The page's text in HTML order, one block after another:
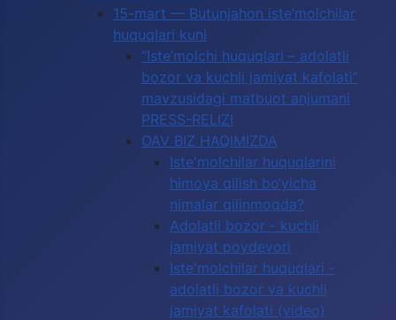
15-mart — Butunjahon iste’molchilar
huquqlari kuni
“Iste’molchi huquqlari – adolatli
bozor va kuchli jamiyat kafolati”
mavzusidagi matbuot anjumani
PRESS-RELIZI
OAV BIZ HAQIMIZDA
Iste'molchilar huquqlarini
himoya qilish bo‘yicha
nimalar qilinmoqda?
Adolatli bozor - kuchli
jamiyat poydevori
Iste'molchilar huquqlari -
adolatli bozor va kuchli
jamiyat kafolati (video)